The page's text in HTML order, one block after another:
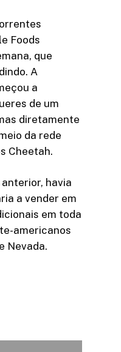
Foods
que
A
a
de um
diretamente
da rede
Cheetah.
havia
a vender em
em toda
americanos
Nevada.